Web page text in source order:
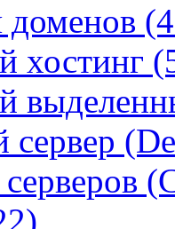
доменов
хостинг